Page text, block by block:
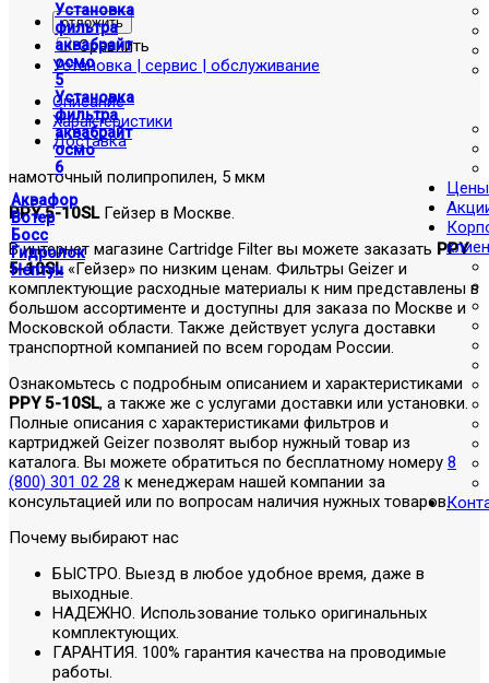
Установка
фильтра
аквабрайт
осмо
5
Установка
фильтра
аквабрайт
осмо
6
Аквафор
Вотер
Босс
Гидролок
Нептун
Цены
отложить
Сравнить
Установка | сервис | обслуживание
Описание
Характеристики
Доставка
намоточный полипропилен, 5 мкм
PPY 5-10SLГейзер в Москве.
В интернет магазине Cartridge Filter вы можете заказать PPY
5-10SL«Гейзер» по низким ценам. Фильтры Geizer и
комплектующие расходные материалы к ним представлены в
большом ассортименте и доступны для заказа по Москве и
Московской области. Также действует услуга доставки
транспортной компанией по всем городам России.
Ознакомьтесь с подробным описанием и характеристиками
PPY 5-10SL, а также же с услугами доставки или установки.
Полные описания с характеристиками фильтров и
картриджей Geizer позволят выбор нужный товар из
каталога. Вы можете обратиться по бесплатному номеру 8
(800) 301 02 28 к менеджерам нашей компании за
консультацией или по вопросам наличия нужных товаров.
Почему выбирают нас
БЫСТРО. Выезд в любое удобное время, даже в
выходные.
НАДЕЖНО. Использование только оригинальных
комплектующих.
ГАРАНТИЯ. 100% гарантия качества на проводимые
работы.